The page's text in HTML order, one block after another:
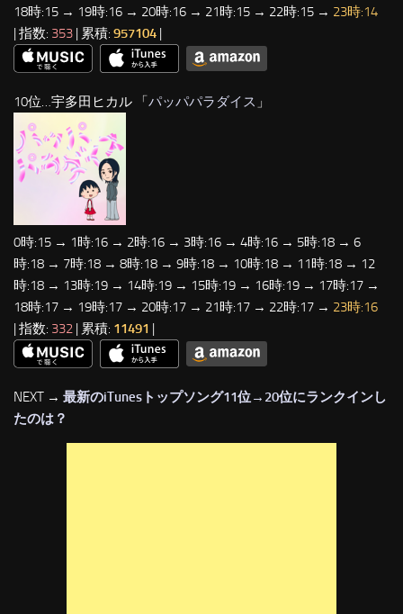
18時:15 → 19時:16 → 20時:16 → 21時:15 → 22時:15 → 23時:14
| 指数: 353 | 累積: 957104 |
10位…宇多田ヒカル 「パッパパラダイス 」
0時:15 → 1時:16 → 2時:16 → 3時:16 → 4時:16 → 5時:18 → 6
時:18 → 7時:18 → 8時:18 → 9時:18 → 10時:18 → 11時:18 → 12
時:18 → 13時:19 → 14時:19 → 15時:19 → 16時:19 → 17時:17 →
18時:17 → 19時:17 → 20時:17 → 21時:17 → 22時:17 → 23時:16
| 指数: 332 | 累積: 11491 |
NEXT → 最新のiTunesトップソング11位→20位にランクインし
たのは？